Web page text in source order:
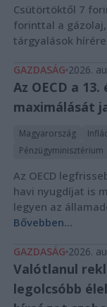
Csütörtöktől 7
forinttal a
tárgyalások
GAZDASÁG 2026.
Az OECD a
maximálását
Magyarország
Pénzügyminisztérium
Az OECD
havi nyugdíjat is
legyen az
Bővebben...
GAZDASÁG 2026.
Valótlanul
legolcsóbb